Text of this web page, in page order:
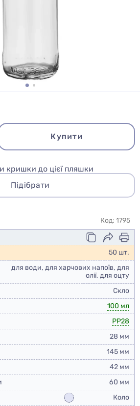
Купити
кришки до цієї пляшки
Підібрати
Код: 1795
50 шт.
для води, для харчових напоїв, для
олії, для оцту
Скло
100 мл
PP28
28 мм
145 мм
42 мм
60 мм
Коло